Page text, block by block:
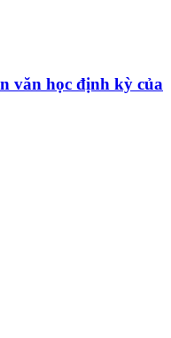
văn học định kỳ của